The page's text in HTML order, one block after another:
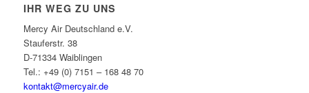
IHR WEG ZU UNS
Mercy Air Deutschland e.V.
Stauferstr. 38
D-71334 Waiblingen
Tel.: +49 (0) 7151 – 168 48 70
kontakt@mercyair.de